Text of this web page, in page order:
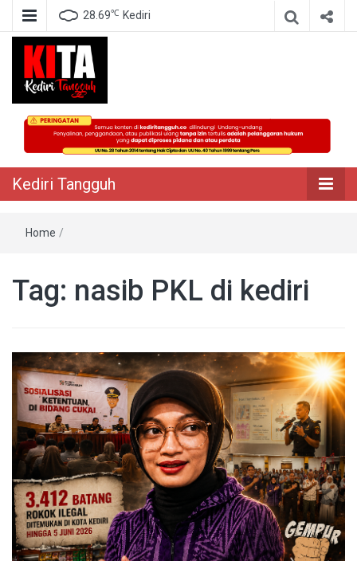
28.69℃ Kediri
Kediri Tangguh
Berita Akurat Terpercaya
Kediri Tangguh
Home /
Tag: nasib PKL di kediri